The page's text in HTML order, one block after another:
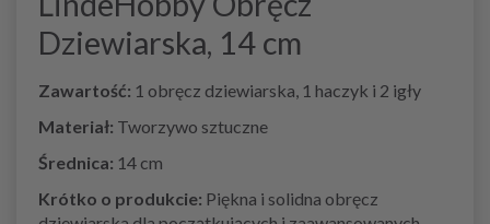
Dziewiarska, 14 cm
Zawartość: 1 obręcz dziewiarska, 1 haczyk i 2 igły
Materiał: Tworzywo sztuczne
Średnica: 14 cm
Krótko o produkcie: Piękna i solidna obręcz